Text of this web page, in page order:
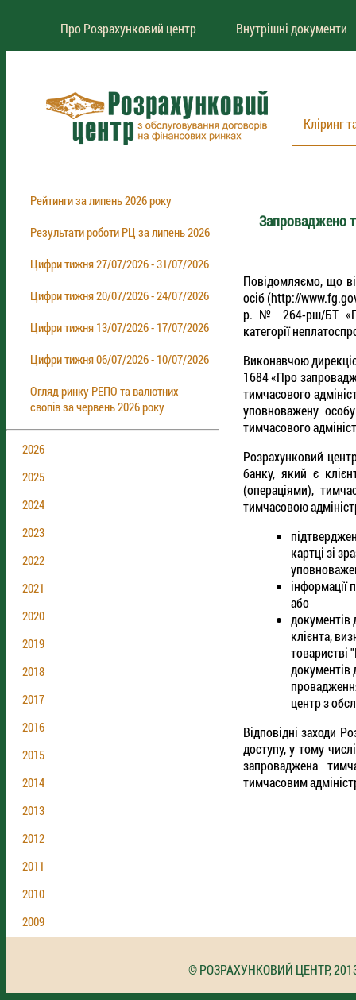
Про Розрахунковий центр Внутрішні документи
Кліринг
Рейтинги за липень 2026 року
Результати роботи РЦ за липень 2026
Цифри тижня 27/07/2026 - 31/07/2026
Цифри тижня 20/07/2026 - 24/07/2026
Цифри тижня 13/07/2026 - 17/07/2026
Цифри тижня 06/07/2026 - 10/07/2026
Огляд ринку РЕПО та валютних
свопів за червень 2026 року
2026
2025
2024
2023
2022
2021
2020
2019
2018
2017
2016
2015
2014
2013
2012
2011
2010
2009
Запроваджено
Повідомляємо, що
осіб (http://
р. № 264-рш/БТ
категорії
Виконавчою
1684 «Про
тимчасового
уповноважену
тимчасового
Розрахунковий
банку, який є
(операціями),
тимчасовою
картці зі
інформації
або
документів
клієнта,
товаристві
документів
центр з
Відповідні заходи
доступу, у тому
запроваджена
тимчасовим
© РОЗРАХУНКОВИЙ ЦЕНТР,